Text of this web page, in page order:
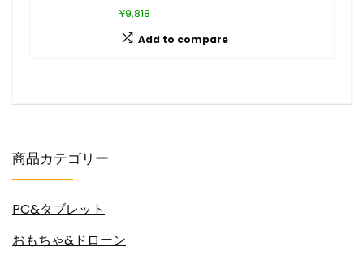
¥9,818
Add to compare
商品カテゴリー
PC&タブレット
おもちゃ&ドローン